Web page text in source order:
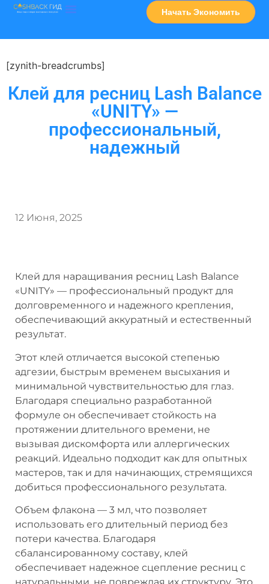
Начать Экономить
[zynith-breadcrumbs]
Клей для ресниц Lash Balance
«UNITY» —
профессиональный,
надежный
12 Июня, 2025
Клей для наращивания ресниц Lash Balance
«UNITY» — профессиональный продукт для
долговременного и надежного крепления,
обеспечивающий аккуратный и естественный
результат.
Этот клей отличается высокой степенью
адгезии, быстрым временем высыхания и
минимальной чувствительностью для глаз.
Благодаря специально разработанной
формуле он обеспечивает стойкость на
протяжении длительного времени, не
вызывая дискомфорта или аллергических
реакций. Идеально подходит как для опытных
мастеров, так и для начинающих, стремящихся
добиться профессионального результата.
Объем флакона — 3 мл, что позволяет
использовать его длительный период без
потери качества. Благодаря
сбалансированному составу, клей
обеспечивает надежное сцепление ресниц с